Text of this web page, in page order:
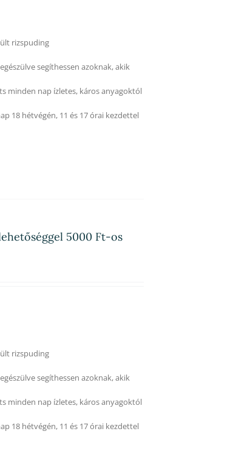
rizspuding
segíthessen azoknak, akik
minden nap ízletes, káros anyagoktól
18 hétvégén, 11 és 17 órai kezdettel
5000 Ft-os
rizspuding
segíthessen azoknak, akik
minden nap ízletes, káros anyagoktól
18 hétvégén, 11 és 17 órai kezdettel